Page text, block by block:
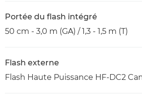
Portée du flash intégré
50 cm - 3,0 m (GA) / 1,3 - 1,5 m (T)
Flash externe
Flash Haute Puissance HF-DC2